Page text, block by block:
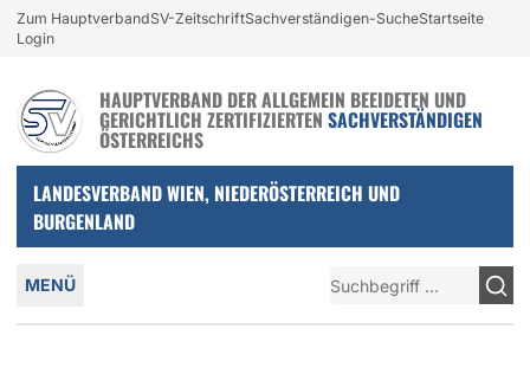
Zur Navigation springen
Zum Inhalt springen
Login und nützliche Links
Zum HauptverbandSV-ZeitschriftSachverständigen-SucheStartseite
Login
HAUPTVERBAND DER ALLGEMEIN BEEIDETEN UND
GERICHTLICH ZERTIFIZIERTEN SACHVERSTÄNDIGEN
ÖSTERREICHS
LANDESVERBAND WIEN, NIEDERÖSTERREICH UND
BURGENLAND
Hauptmenü
MENÜ